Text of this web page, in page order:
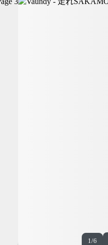
1/6